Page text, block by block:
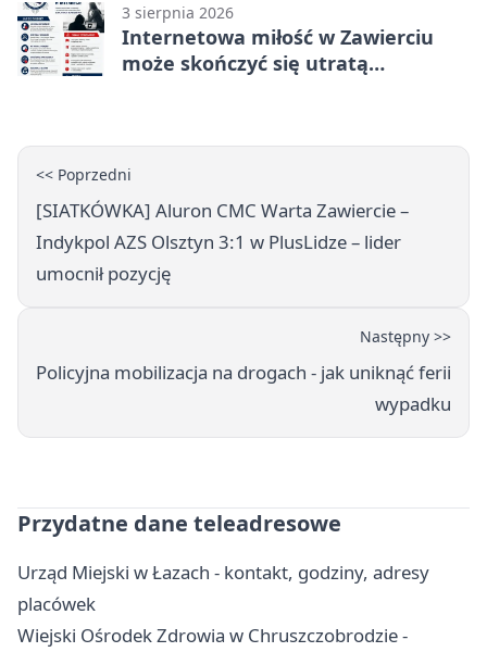
3 sierpnia 2026
Internetowa miłość w Zawierciu
może skończyć się utratą
<< Poprzedni
[SIATKÓWKA] Aluron CMC Warta Zawiercie –
Indykpol AZS Olsztyn 3:1 w PlusLidze – lider
umocnił pozycję
Następny >>
Policyjna mobilizacja na drogach - jak uniknąć ferii
wypadku
Przydatne dane teleadresowe
Urząd Miejski w Łazach - kontakt, godziny, adresy
placówek
Wiejski Ośrodek Zdrowia w Chruszczobrodzie -